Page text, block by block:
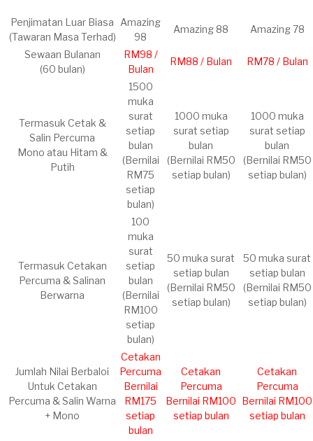
​Penjimatan Luar Biasa
(Tawaran Masa Terhad)
​Amazing
98
Amazing 88 Amazing 78
​Sewaan Bulanan
(60 bulan)
RM98 /
Bulan
​RM88 / Bulan ​RM78 / Bulan
​Termasuk Cetak &
Salin Percuma
Mono atau Hitam &
Putih
1500
muka
surat
setiap
bulan
(Bernilai
RM75
setiap
bulan)
​1000 muka
surat setiap
bulan
(Bernilai RM50
setiap bulan)
1000 muka
surat setiap
bulan
(Bernilai RM50
setiap bulan)
Termasuk Cetakan
Percuma & Salinan
Berwarna
100
muka
surat
setiap
bulan
(Bernilai
RM100
setiap
bulan)
​50 muka surat
setiap bulan
(Bernilai RM50
setiap bulan)
​50 muka surat
setiap bulan
(Bernilai RM50
setiap bulan)
​Jumlah Nilai Berbaloi
Untuk Cetakan
Percuma & Salin Warna
+ Mono
​Cetakan
Percuma
Bernilai
RM175
setiap
bulan
Cetakan
Percuma
Bernilai RM100
setiap bulan
Cetakan
Percuma
Bernilai RM100
setiap bulan